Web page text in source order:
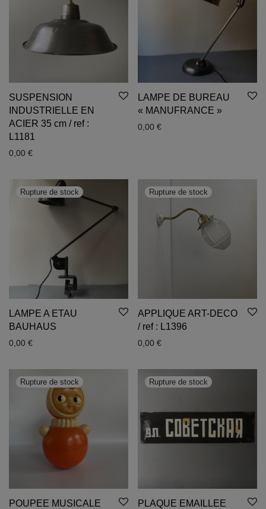
SUSPENSION
INDUSTRIELLE EN
ACIER 35 cm / ref :
L1181
0,00 €
LAMPE DE BUREAU
« MANUFRANCE »
0,00 €
LAMPE A ETAU
BAUHAUS
0,00 €
APPLIQUE ART-DECO
/ ref : L1396
0,00 €
POUPEE MUSICALE
PLAQUE EMAILLEE